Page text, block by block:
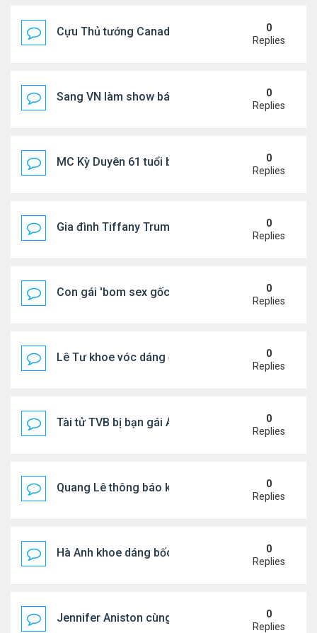
Cựu Thủ tướng Canada thoa kem chống nắng
0
Replies
Sang VN làm show bán vé giá "trên trời"
0
Replies
MC Kỳ Duyên 61 tuổi bị soi nhan sắc khi 0
Replies
Gia đình Tiffany Trump đi nghỉ ở Spain
0
Replies
Con gái 'bom sex gốc Việt' đón tuổi 18
0
Replies
Lê Tư khoe vóc dáng ở châu Âu
0
Replies
Tài tử TVB bị bạn gái Á hậu phản bội giờ ra sao?
0
Replies
Quang Lê thông báo khẩn cấp
0
Replies
Hà Anh khoe dáng bốc lửa của ở Maldives
0
Replies
Jennifer Aniston cùng bạn trai nghỉ dưỡng trên du
0
Replies